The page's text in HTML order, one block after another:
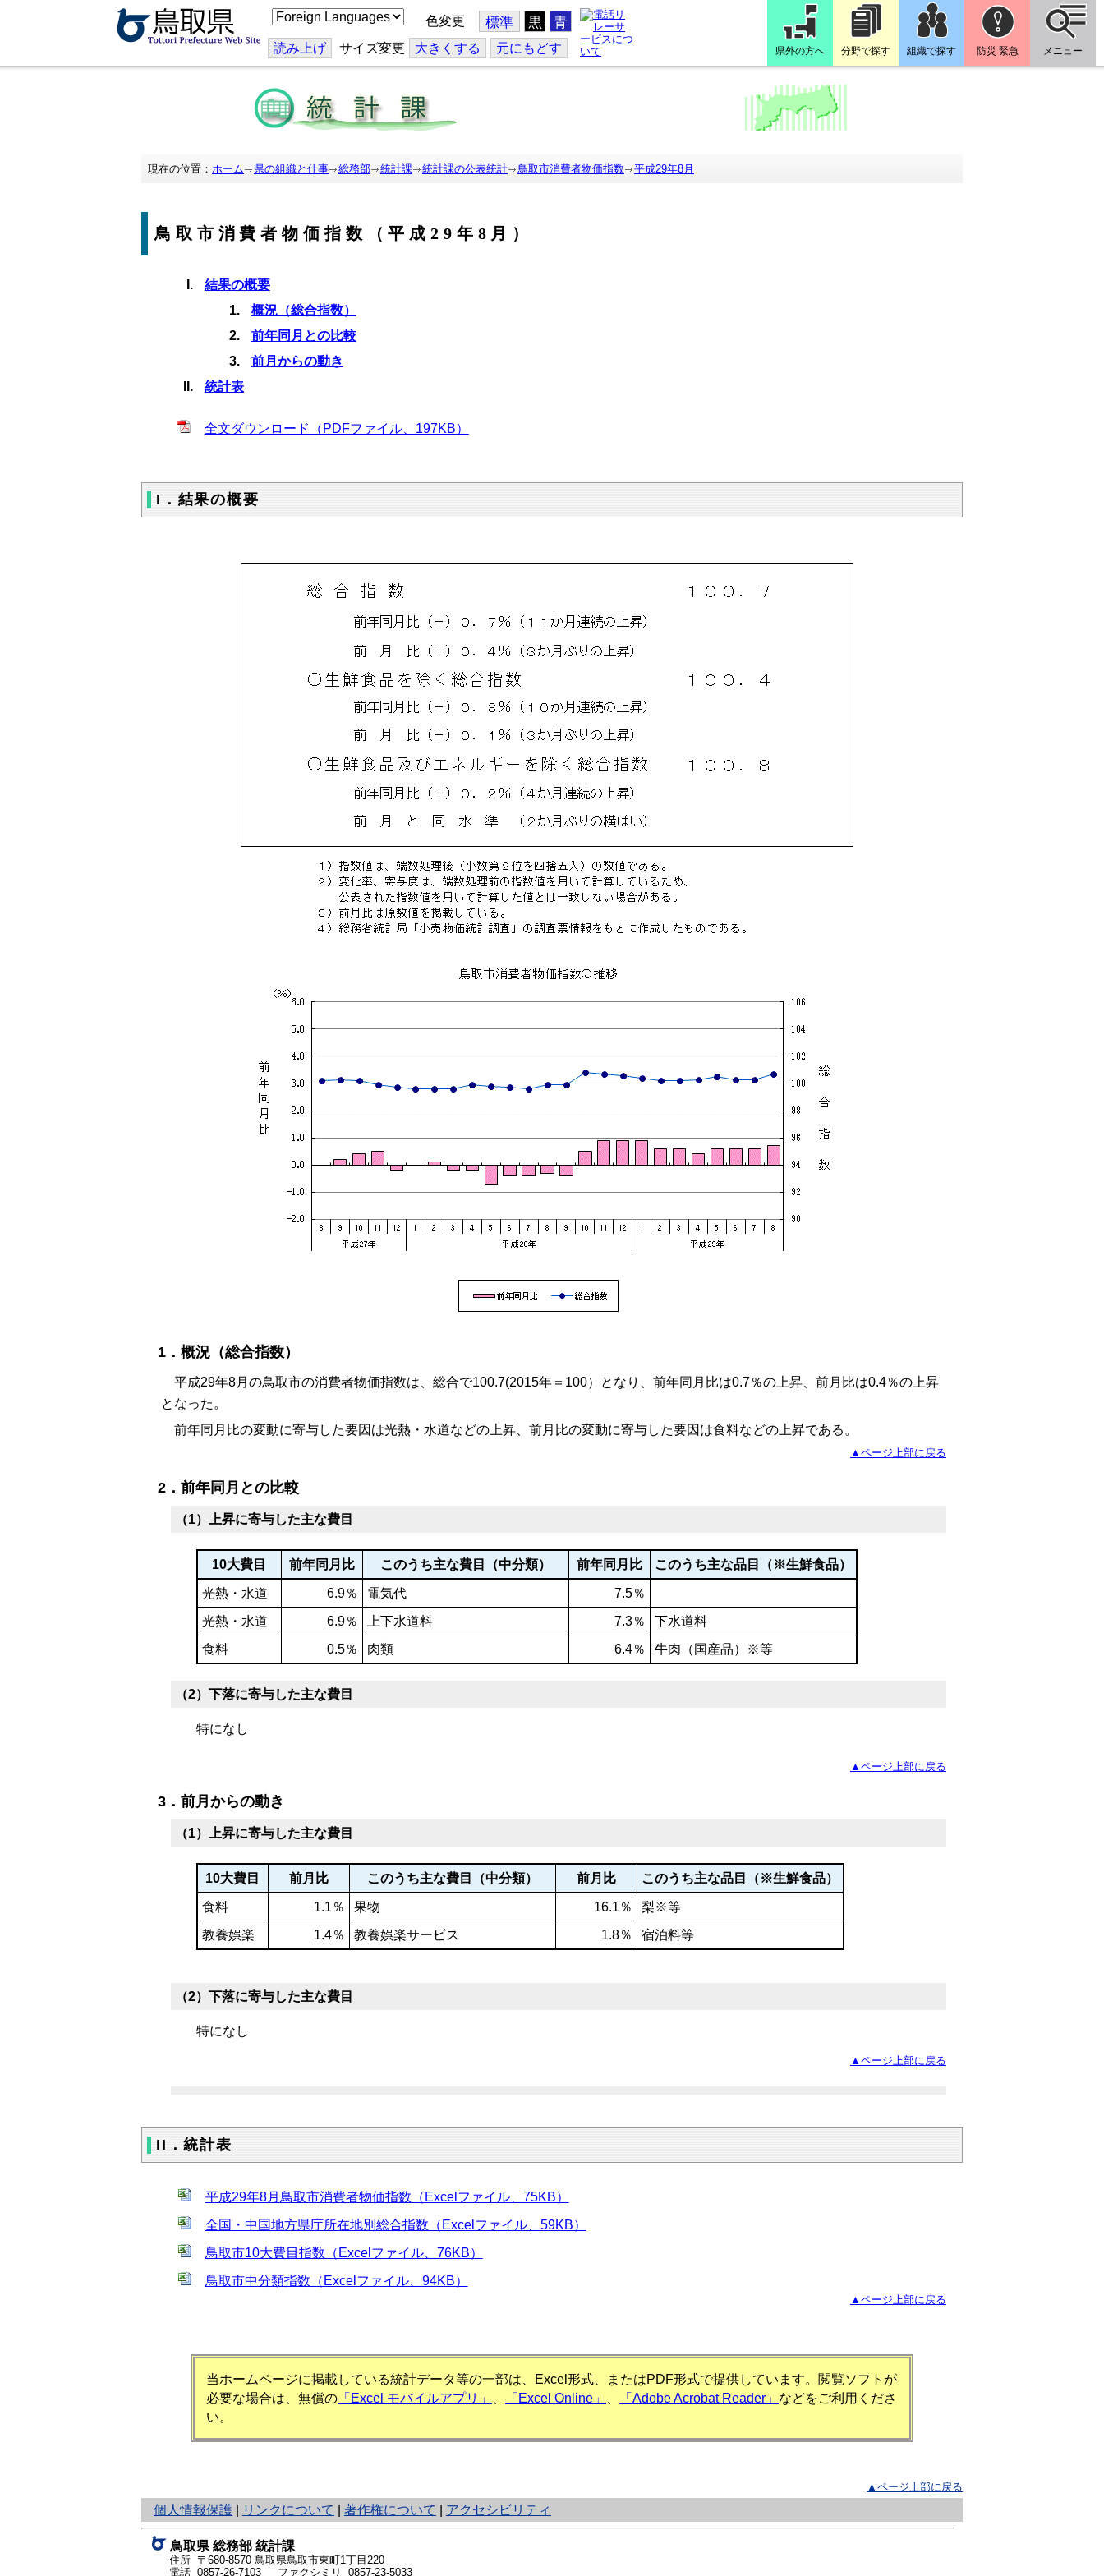
こ
の
ジ
を
訳
す
る
色変更 標準 黒 青
読み上げ サイズ変更 大きくする 元にもどす 県外の方へ 分野で探す 組織で探す 防災 緊急 メニュー
現在の位置： ホーム 県の組織と仕事 総務部 統計課 統計課の公表統計 鳥取市消費者物価指数 平成29年8月
鳥取市消費者物価指数（平成29年8月）
結果の概要
概況（総合指数）
前年同月との比較
前月からの動き
統計表
全文ダウンロード（PDFファイル、197KB）
I．結果の概要
1．概況（総合指数）
平成29年8月の鳥取市の消費者物価指数は、総合で100.7(2015年＝100）となり、前年同月比は0.7％の上昇、前月比は0.4％の上昇
となった。
前年同月比の変動に寄与した要因は光熱・水道などの上昇、前月比の変動に寄与した要因は食料などの上昇である。
▲ページ上部に戻る
2．前年同月との比較
（1）上昇に寄与した主な費目
10大費目 前年同月比 このうち主な費目（中分類） 前年同月比 このうち主な品目（※生鮮食品）
光熱・水道 6.9％ 電気代
7.5％
光熱・水道
6.9％ 上下水道料 7.3％
下水道料
食料
0.5％ 肉類 6.4％ 牛肉（国産品）※等
（2）下落に寄与した主な費目
特になし
▲ページ上部に戻る
3．前月からの動き
（1）上昇に寄与した主な費目
10大費目 前月比 このうち主な費目（中分類） 前月比 このうち主な品目（※生鮮食品）
食料 1.1％ 果物 16.1％
梨※等
教養娯楽
1.4％ 教養娯楽サービス 1.8％ 宿泊料等
（2）下落に寄与した主な費目
特になし
▲ページ上部に戻る
II．統計表
平成29年8月鳥取市消費者物価指数（Excelファイル、75KB）
全国・中国地方県庁所在地別総合指数（Excelファイル、59KB）
鳥取市10大費目指数（Excelファイル、76KB）
鳥取市中分類指数（Excelファイル、94KB）
▲ページ上部に戻る
当ホームページに掲載している統計データ等の一部は、Excel形式、またはPDF形式で提供しています。閲覧ソフトが
必要な場合は、無償の 「Excel モバイルアプリ」 「Excel Online」 「Adobe Acrobat Reader」 などをご利用くださ
い。
▲ページ上部に戻る
個人情報保護
と
り
ネ
ッ
ト
リンクについて 著作権について アクセシビリティ
鳥取県 総務部 統計課
住所 〒680-8570 鳥取県鳥取市東町1丁目220
電話 0857-26-7103 ファクシミリ 0857-23-5033